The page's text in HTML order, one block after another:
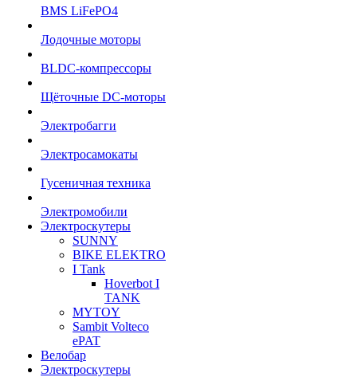
BMS LiFePO4
Лодочные моторы
BLDC-компрессоры
Щёточные DC-моторы
Электробагги
Электросамокаты
Гусеничная техника
Электромобили
Электроскутеры
SUNNY
BIKE ELEKTRO
I Tank
Hoverbot I
TANK
MYTOY
Sambit Volteco
ePAT
Велобар
Электроскутеры